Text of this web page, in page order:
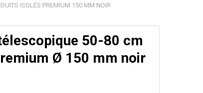
ISOLÉS PREMIUM 150 MM NOIR
50-80 cm
Ø 150 mm noir